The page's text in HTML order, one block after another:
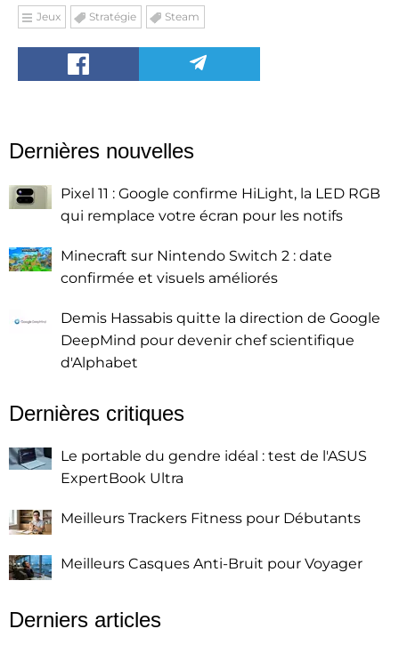
Jeux Stratégie Steam
Dernières nouvelles
Pixel 11 : Google confirme HiLight, la LED RGB
qui remplace votre écran pour les notifs
Minecraft sur Nintendo Switch 2 : date
confirmée et visuels améliorés
Demis Hassabis quitte la direction de Google
DeepMind pour devenir chef scientifique
d'Alphabet
Dernières critiques
Le portable du gendre idéal : test de l'ASUS
ExpertBook Ultra
Meilleurs Trackers Fitness pour Débutants
Meilleurs Casques Anti-Bruit pour Voyager
Derniers articles